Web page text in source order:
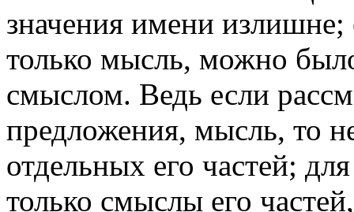
значения имени излишне;
только мысль, можно
смыслом. Ведь если
предложения, мысль, то
отдельных его частей;
только смыслы его